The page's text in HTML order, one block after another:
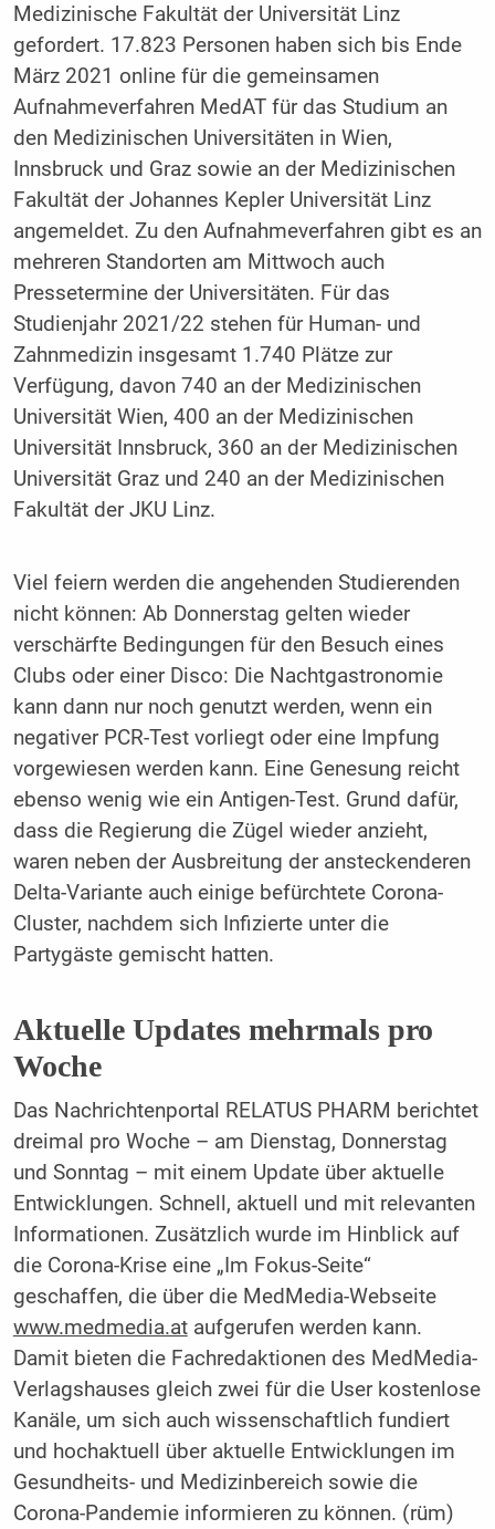
Medizinische Fakultät der Universität Linz
gefordert. 17.823 Personen haben sich bis Ende
März 2021 online für die gemeinsamen
Aufnahmeverfahren MedAT für das Studium an
den Medizinischen Universitäten in Wien,
Innsbruck und Graz sowie an der Medizinischen
Fakultät der Johannes Kepler Universität Linz
angemeldet. Zu den Aufnahmeverfahren gibt es an
mehreren Standorten am Mittwoch auch
Pressetermine der Universitäten. Für das
Studienjahr 2021/22 stehen für Human- und
Zahnmedizin insgesamt 1.740 Plätze zur
Verfügung, davon 740 an der Medizinischen
Universität Wien, 400 an der Medizinischen
Universität Innsbruck, 360 an der Medizinischen
Universität Graz und 240 an der Medizinischen
Fakultät der JKU Linz.
Viel feiern werden die angehenden Studierenden
nicht können: Ab Donnerstag gelten wieder
verschärfte Bedingungen für den Besuch eines
Clubs oder einer Disco: Die Nachtgastronomie
kann dann nur noch genutzt werden, wenn ein
negativer PCR-Test vorliegt oder eine Impfung
vorgewiesen werden kann. Eine Genesung reicht
ebenso wenig wie ein Antigen-Test. Grund dafür,
dass die Regierung die Zügel wieder anzieht,
waren neben der Ausbreitung der ansteckenderen
Delta-Variante auch einige befürchtete Corona-
Cluster, nachdem sich Infizierte unter die
Partygäste gemischt hatten.
Aktuelle Updates mehrmals pro
Woche
Das Nachrichtenportal RELATUS PHARM berichtet
dreimal pro Woche – am Dienstag, Donnerstag
und Sonntag – mit einem Update über aktuelle
Entwicklungen. Schnell, aktuell und mit relevanten
Informationen. Zusätzlich wurde im Hinblick auf
die Corona-Krise eine „Im Fokus-Seite“
geschaffen, die über die MedMedia-Webseite
www.medmedia.ataufgerufen werden kann.
Damit bieten die Fachredaktionen des MedMedia-
Verlagshauses gleich zwei für die User kostenlose
Kanäle, um sich auch wissenschaftlich fundiert
und hochaktuell über aktuelle Entwicklungen im
Gesundheits- und Medizinbereich sowie die
Corona-Pandemie informieren zu können. (rüm)